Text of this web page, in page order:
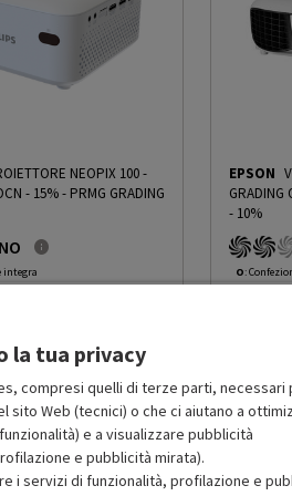
a fuoco
Sì
Sì
Sì
Sì
NEOPIX 100 -
- 15%- PRMG GRADING
integra
59.00 -15%
Prezzo ridotto da
50.15a-30%
35.10
al carrello
EPSON
GRADING
- 10%
O:
O:
In
la tua privacy
compresi quelli di terze parti, necessari
sito Web (tecnici) o che ci aiutano a
e a visualizzare pubblicità
e pubblicità mirata).
i servizi di funzionalità, profilazione e